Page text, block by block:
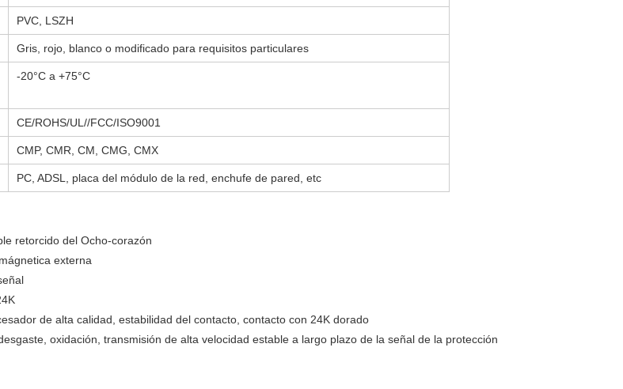
PVC, LSZH
Gris, rojo, blanco o modificado para requisitos particulares
-20°C a +75°C
CE/ROHS/UL//FCC/ISO9001
CMP, CMR, CM, CMG, CMX
PC, ADSL, placa del módulo de la red, enchufe de pared, etc
retorcido del Ocho-corazón
externa
de alta calidad, estabilidad del contacto, contacto con 24K dorado
oxidación, transmisión de alta velocidad estable a largo plazo de la señal de la protección